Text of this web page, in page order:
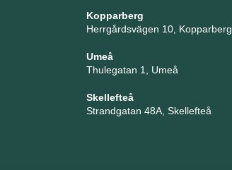
Kopparberg
Herrgårdsvägen 10, Kopparberg
Umeå
Thulegatan 1, Umeå
Skellefteå
Strandgatan 48A, Skellefteå